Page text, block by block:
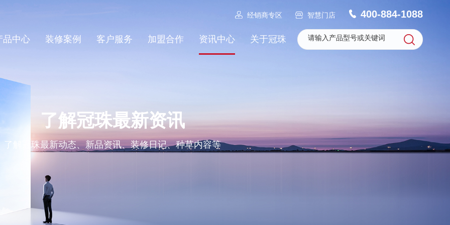
经销商专区 智慧门店 400-884-1088
品中心 装修案例 客户服务 加盟合作 资讯中心 关于冠珠
了解冠珠最新资讯
了解冠珠最新动态、新品资讯、装修日记、种草内容等